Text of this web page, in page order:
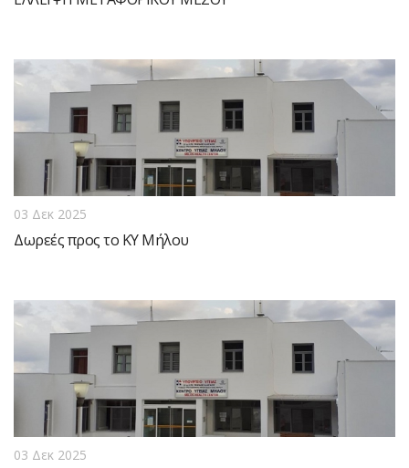
03 Δεκ 2025
Δωρεές προς το ΚΥ Μήλου
03 Δεκ 2025